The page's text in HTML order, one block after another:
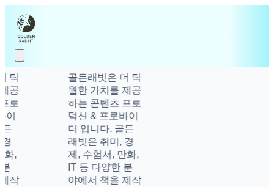
,
골든래빗은 더 탁
월한 가치를 제공
하는 콘텐츠 프로
덕션 & 프로바이
더 입니다. 골든
래빗은 취미, 경
제, 수험서, 만화,
IT 등 다양한 분
야에서 책을 제작